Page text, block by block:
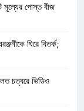
মূল্যের পোস্ত বীজ
ঘিরে বিতর্ক;
চত্বরে ভিডিও